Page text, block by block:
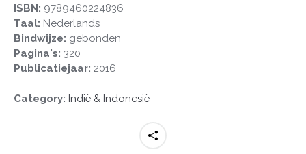
ISBN: 9789460224836
Taal: Nederlands
Bindwijze: gebonden
Pagina's: 320
Publicatiejaar: 2016
Category: Indië & Indonesië